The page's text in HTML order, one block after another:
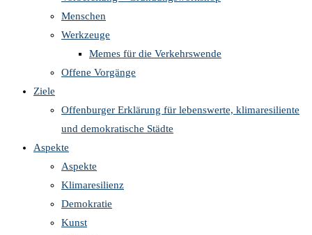
Menschen
Werkzeuge
Memes für die Verkehrswende
Offene Vorgänge
Ziele
Offenburger Erklärung für lebenswerte, klimaresiliente
und demokratische Städte
Aspekte
Aspekte
Klimaresilienz
Demokratie
Kunst